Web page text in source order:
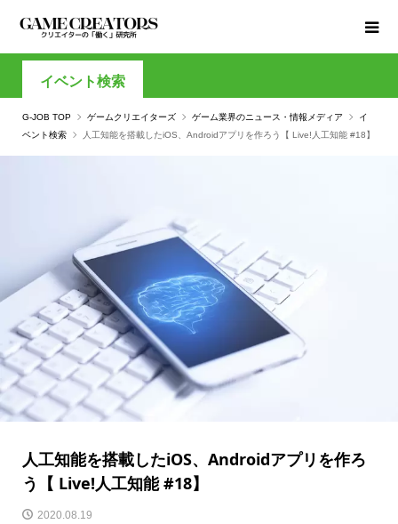
イベント検索
G-JOB TOP ゲームクリエイターズ ゲーム業界のニュース・情報メディア
イ
ベント検索
人工知能を搭載したiOS、Androidアプリを作ろう【 Live!人工知能 #18】
人工知能を搭載したiOS、Androidアプリを作ろ
う【 Live!人工知能 #18】
2020.08.19